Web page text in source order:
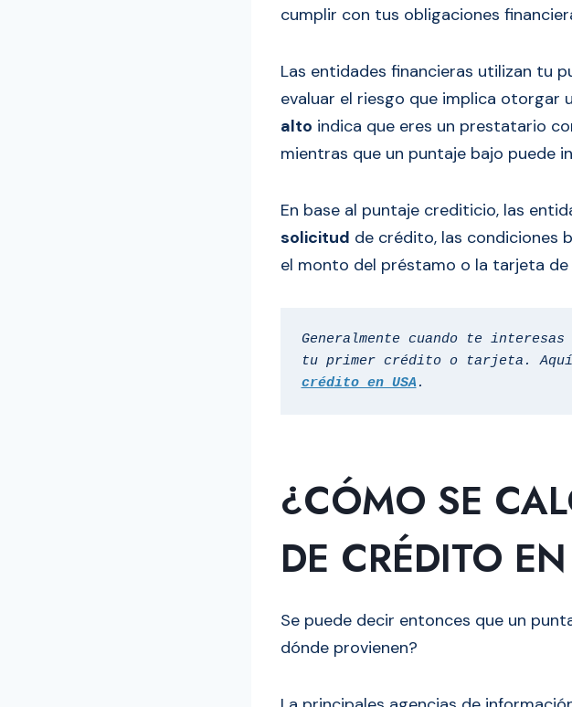
cumplir con tus obligaciones
Las entidades financieras utilizan tu
evaluar el riesgo que implica
alto indica que eres un prestatario
mientras que un puntaje bajo puede
En base al puntaje crediticio, las
solicitud de crédito, las condiciones
el monto del préstamo o la tarjeta
Generalmente cuando te
tu primer crédito o tarjeta.
crédito en USA.
¿CÓMO SE
DE CRÉDITO
Se puede decir entonces que un
dónde provienen?